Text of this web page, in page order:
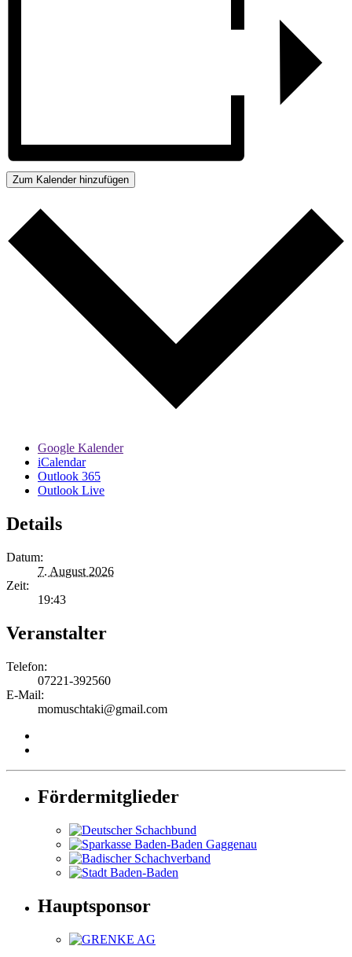
Zum Kalender hinzufügen
Google Kalender
iCalendar
Outlook 365
Outlook Live
Details
Datum:
7. August 2026
Zeit:
19:43
Veranstalter
Telefon:
07221-392560
E-Mail:
momuschtaki@gmail.com
Fördermitglieder
Hauptsponsor